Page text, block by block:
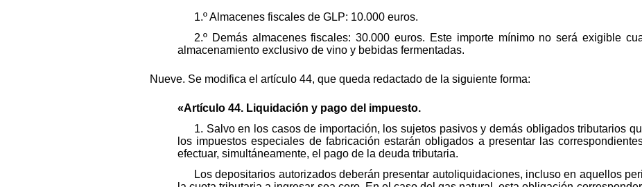
1.º Almacenes fiscales de GLP: 10.000 euros.
2.º Demás almacenes fiscales: 30.000 euros. Este importe mínimo no será exigible
almacenamiento exclusivo de vino y bebidas fermentadas.
Nueve. Se modifica el artículo 44, que queda redactado de la siguiente forma:
«Artículo 44. Liquidación y pago del impuesto.
1. Salvo en los casos de importación, los sujetos pasivos y demás obligados tributarios
los impuestos especiales de fabricación estarán obligados a presentar las
efectuar, simultáneamente, el pago de la deuda tributaria.
Los depositarios autorizados deberán presentar autoliquidaciones, incluso en aquellos